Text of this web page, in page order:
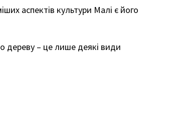
аспектів культури Малі є його
дереву – це лише деякі види